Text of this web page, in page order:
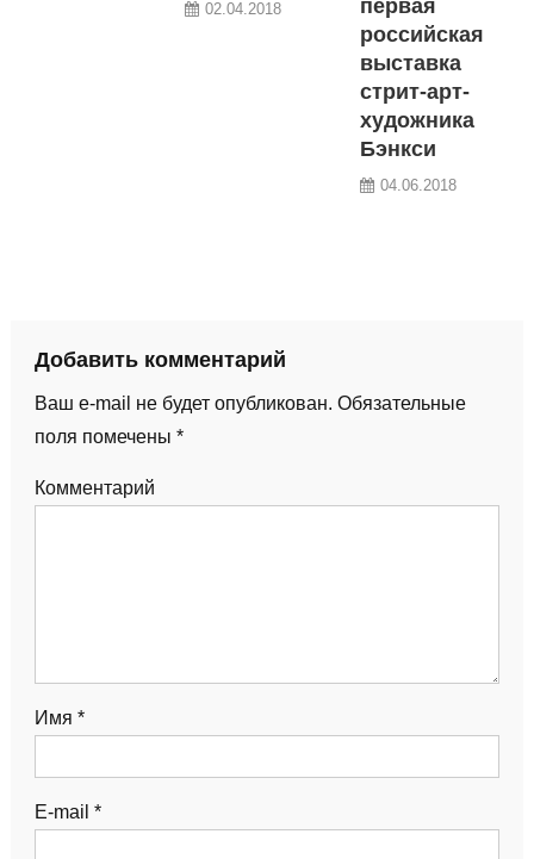
02.04.2018
первая
российская
выставка
стрит-арт-
художника
Бэнкси
04.06.2018
Добавить комментарий
Ваш e-mail не будет опубликован. Обязательные
поля помечены *
Комментарий
Имя *
E-mail *